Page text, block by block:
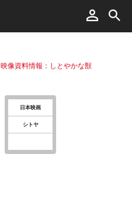
映像資料情報：しとやかな獣
日本映画
シトヤ